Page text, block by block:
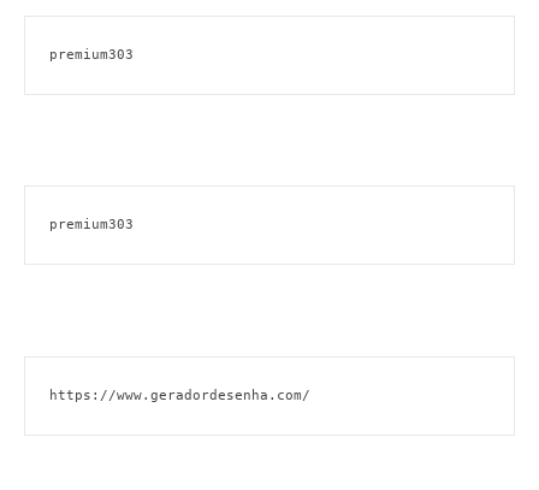
premium303
premium303
https://www.geradordesenha.com/